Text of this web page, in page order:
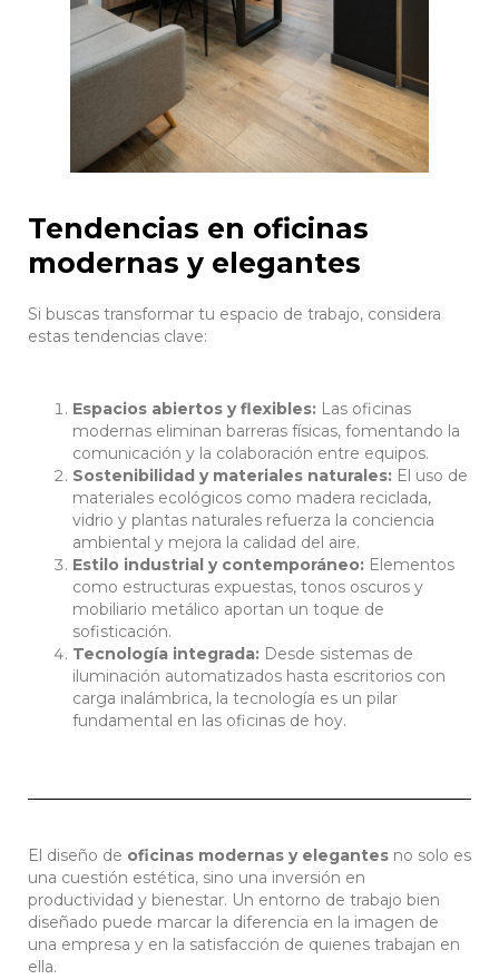
Tendencias en oficinas
modernas y elegantes
Si buscas transformar tu espacio de trabajo, considera
estas tendencias clave:
Espacios abiertos y flexibles: Las oficinas
modernas eliminan barreras físicas, fomentando la
comunicación y la colaboración entre equipos.
Sostenibilidad y materiales naturales: El uso de
materiales ecológicos como madera reciclada,
vidrio y plantas naturales refuerza la conciencia
ambiental y mejora la calidad del aire.
Estilo industrial y contemporáneo: Elementos
como estructuras expuestas, tonos oscuros y
mobiliario metálico aportan un toque de
sofisticación.
Tecnología integrada: Desde sistemas de
iluminación automatizados hasta escritorios con
carga inalámbrica, la tecnología es un pilar
fundamental en las oficinas de hoy.
El diseño de oficinas modernas y elegantes no solo es
una cuestión estética, sino una inversión en
productividad y bienestar. Un entorno de trabajo bien
diseñado puede marcar la diferencia en la imagen de
una empresa y en la satisfacción de quienes trabajan en
ella.